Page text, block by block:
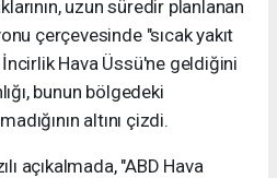
uzun süredir planlanan
çerçevesinde "sıcak yakıt
Hava Üssü'ne geldiğini
bunun bölgedeki
altını çizdi.
açıkalmada, "ABD Hava